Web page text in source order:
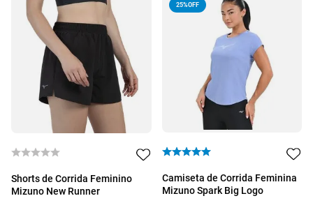
Shorts de Corrida Feminino
Mizuno New Runner
25%OFF
Camiseta de Corrida Feminina
Mizuno Spark Big Logo